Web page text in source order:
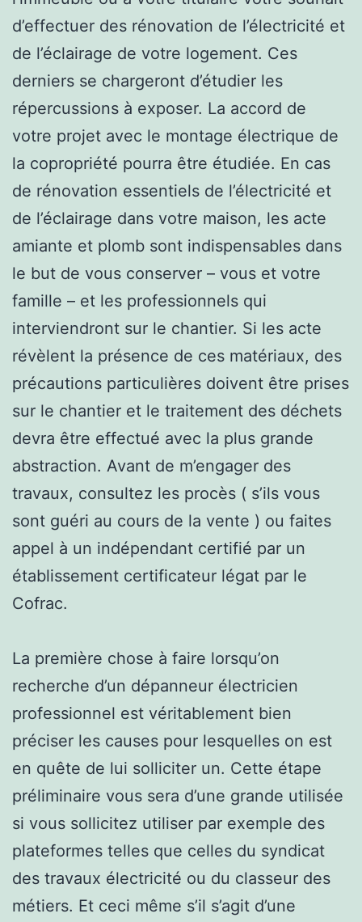
d’effectuer des rénovation de l’électricité et
de l’éclairage de votre logement. Ces
derniers se chargeront d’étudier les
répercussions à exposer. La accord de
votre projet avec le montage électrique de
la copropriété pourra être étudiée. En cas
de rénovation essentiels de l’électricité et
de l’éclairage dans votre maison, les acte
amiante et plomb sont indispensables dans
le but de vous conserver – vous et votre
famille – et les professionnels qui
interviendront sur le chantier. Si les acte
révèlent la présence de ces matériaux, des
précautions particulières doivent être prises
sur le chantier et le traitement des déchets
devra être effectué avec la plus grande
abstraction. Avant de m’engager des
travaux, consultez les procès ( s’ils vous
sont guéri au cours de la vente ) ou faites
appel à un indépendant certifié par un
établissement certificateur légat par le
Cofrac.
La première chose à faire lorsqu’on
recherche d’un dépanneur électricien
professionnel est véritablement bien
préciser les causes pour lesquelles on est
en quête de lui solliciter un. Cette étape
préliminaire vous sera d’une grande utilisée
si vous sollicitez utiliser par exemple des
plateformes telles que celles du syndicat
des travaux électricité ou du classeur des
métiers. Et ceci même s’il s’agit d’une